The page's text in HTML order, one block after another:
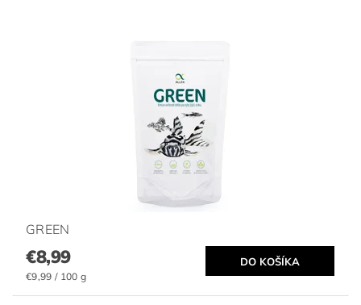
GREEN
€8,99
€9,99 / 100 g